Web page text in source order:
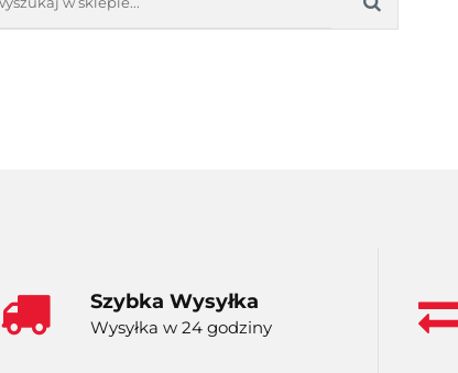
Szybka Wysyłka
Wysyłka w 24 godziny